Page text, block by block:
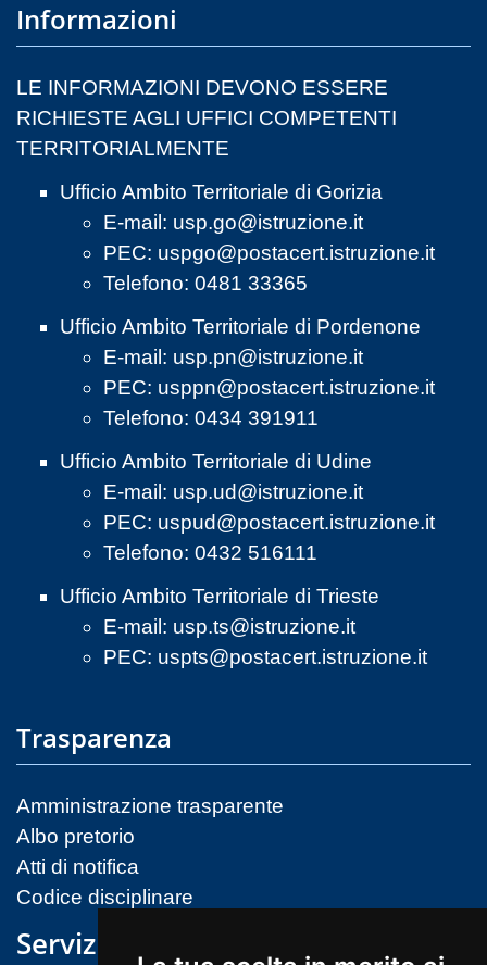
Informazioni
LE INFORMAZIONI DEVONO ESSERE
RICHIESTE AGLI UFFICI COMPETENTI
TERRITORIALMENTE
Ufficio Ambito Territoriale di Gorizia
E-mail: usp.go@istruzione.it
PEC: uspgo@postacert.istruzione.it
Telefono: 0481 33365
Ufficio Ambito Territoriale di Pordenone
E-mail: usp.pn@istruzione.it
PEC: usppn@postacert.istruzione.it
Telefono: 0434 391911
Ufficio Ambito Territoriale di Udine
E-mail: usp.ud@istruzione.it
PEC: uspud@postacert.istruzione.it
Telefono: 0432 516111
Ufficio Ambito Territoriale di Trieste
E-mail: usp.ts@istruzione.it
PEC: uspts@postacert.istruzione.it
Trasparenza
Amministrazione trasparente
Albo pretorio
Atti di notifica
Codice disciplinare
Servizi